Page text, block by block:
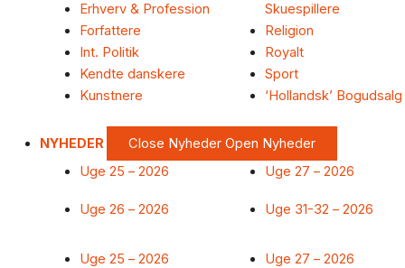
Erhverv & Profession
Forfattere
Int. Politik
Kendte danskere
Kunstnere
Skuespillere
Religion
Royalt
Sport
‘Hollandsk’ Bogudsalg
NYHEDER Close Nyheder Open Nyheder
Uge 25 – 2026
Uge 26 – 2026
Uge 27 – 2026
Uge 31-32 – 2026
Uge 25 – 2026
Uge 27 – 2026